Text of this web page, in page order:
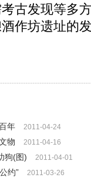
古发现等多
作坊遗址的
年 2011-04-24
物 2011-04-16
狗(图) 2011-04-01
约” 2011-03-26